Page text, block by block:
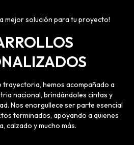
mejor solución para tu proyecto!
trayectoria, hemos acompañado a
nacional, brindándoles cintas y
Nos enorgullece ser parte esencial
terminados, apoyando a quienes
calzado y mucho más.